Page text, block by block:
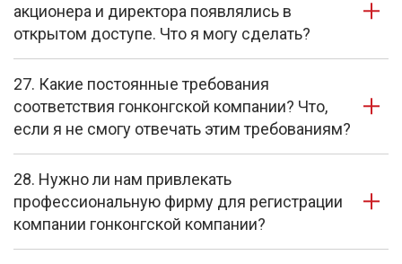
акционера и директора появлялись в
открытом доступе. Что я могу сделать?
27. Какие постоянные требования
соответствия гонконгской компании? Что,
если я не смогу отвечать этим требованиям?
28. Нужно ли нам привлекать
профессиональную фирму для регистрации
компании гонконгской компании?